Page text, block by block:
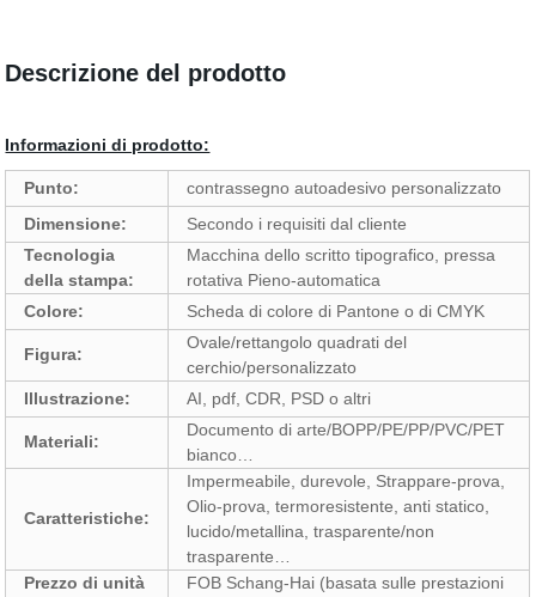
Descrizione del prodotto
Informazioni di prodotto:
Punto:
contrassegno autoadesivo personalizzato
Dimensione:
Secondo i requisiti dal cliente
Tecnologia
della stampa:
Macchina dello scritto tipografico, pressa
rotativa Pieno-automatica
Colore:
Scheda di colore di Pantone o di CMYK
Figura:
Ovale/rettangolo quadrati del
cerchio/personalizzato
Illustrazione:
AI, pdf, CDR, PSD o altri
Materiali:
Documento di arte/BOPP/PE/PP/PVC/PET
bianco…
Caratteristiche:
Impermeabile, durevole, Strappare-prova,
Olio-prova, termoresistente, anti statico,
lucido/metallina, trasparente/non
trasparente…
Prezzo di unità
FOB Schang-Hai (basata sulle prestazioni